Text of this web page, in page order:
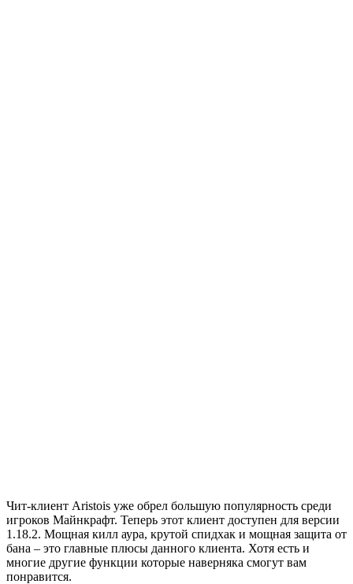
Чит-клиент Aristois уже обрел большую популярность среди
игроков Майнкрафт. Теперь этот клиент доступен для версии
1.18.2. Мощная килл аура, крутой спидхак и мощная защита от
бана – это главные плюсы данного клиента. Хотя есть и
многие другие функции которые наверняка смогут вам
понравится.